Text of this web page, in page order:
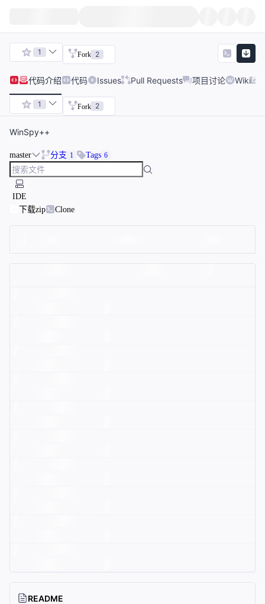
1 Fork 2
代码介绍 代码 Issues Pull Requests 项目讨论 Wiki
1 Fork 2
WinSpy++
master 分支 1 Tags 6
IDE
下载zip
Clone
README